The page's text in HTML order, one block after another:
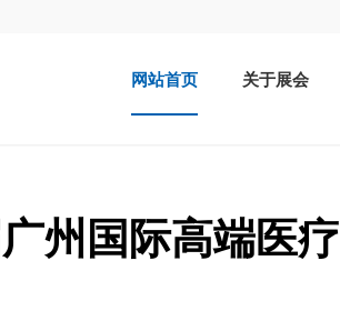
网站首页 关于展会
州国际高端医疗